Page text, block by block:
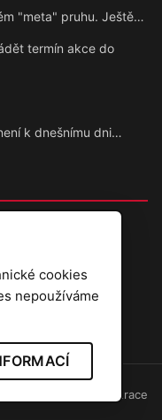
"meta" pruhu. Ještě…
termín akce do
k dnešnímu dni…
Administrace
cookies
nepoužíváme